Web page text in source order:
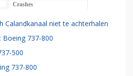
Crashes
Calandkanaal niet te achterhalen
Boeing 737-800
500
737-800